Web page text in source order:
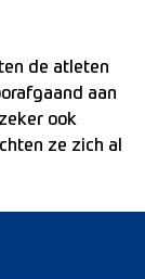
de atleten
aan
ook
ze zich al